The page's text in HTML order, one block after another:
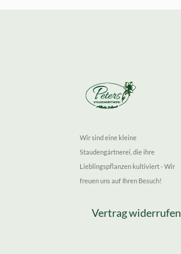
Wir sind eine kleine
Staudengärtnerei, die ihre
Lieblingspflanzen kultiviert - Wir
freuen uns auf Ihren Besuch!
Vertrag widerrufen